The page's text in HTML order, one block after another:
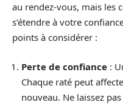
au rendez-vous, mais les
s’étendre à votre
points à considérer :
Perte de confiance :
Chaque raté peut
nouveau. Ne laissez